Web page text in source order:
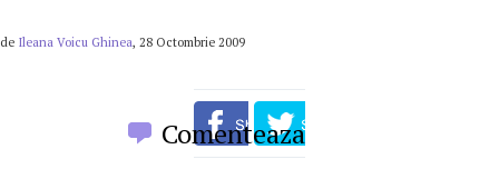
de Ileana Voicu Ghinea, 28 Octombrie 2009
Comenteaza